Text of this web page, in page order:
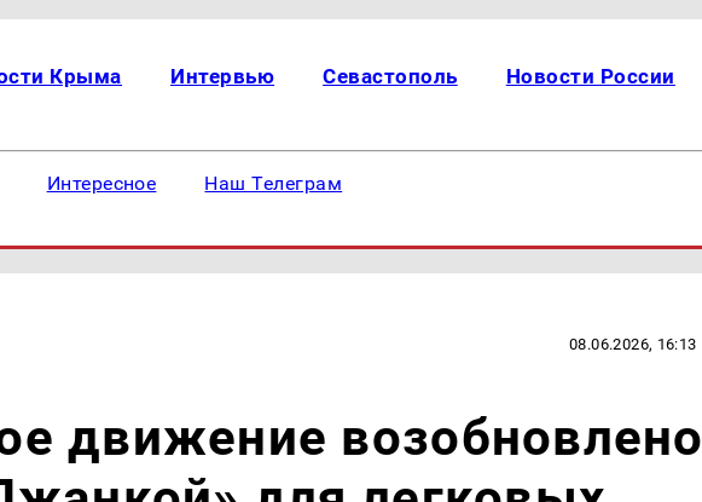
Крыма Интервью Севастополь Новости России
Интересное Наш Телеграм
08.06.2026, 16:13
движение возобновлено